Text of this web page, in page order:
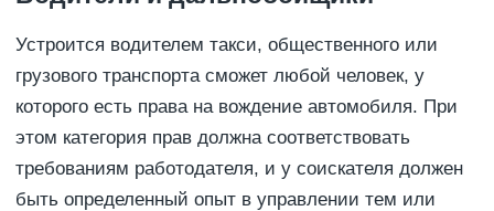
Устроится водителем такси, общественного или
грузового транспорта сможет любой человек, у
которого есть права на вождение автомобиля. При
этом категория прав должна соответствовать
требованиям работодателя, и у соискателя должен
быть определенный опыт в управлении тем или